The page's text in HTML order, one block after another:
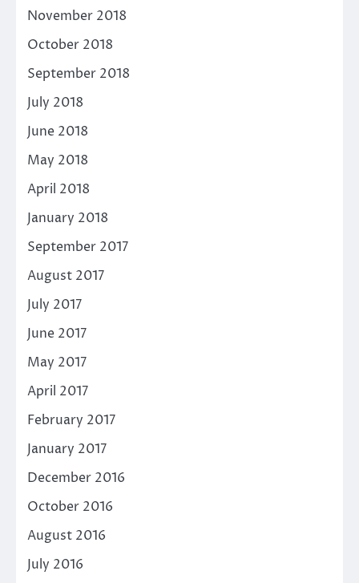
November 2018
October 2018
September 2018
July 2018
June 2018
May 2018
April 2018
January 2018
September 2017
August 2017
July 2017
June 2017
May 2017
April 2017
February 2017
January 2017
December 2016
October 2016
August 2016
July 2016